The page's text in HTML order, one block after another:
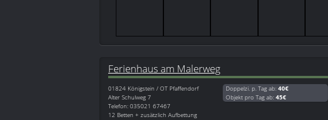
Ferienhaus am Malerweg
01824 Königstein / OT Pfaffendorf
Alter Schulweg 7
Telefon: 035021 67467
12 Betten + zusätzlich Aufbettung
Doppelzi. p. Tag ab: 40€
Objekt pro Tag ab: 45€